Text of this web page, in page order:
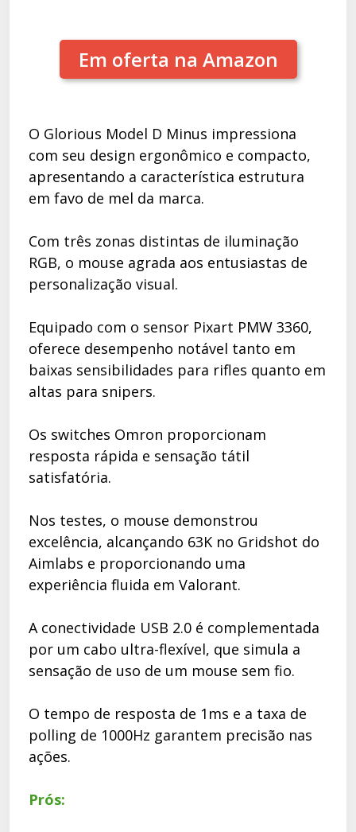
Em oferta na Amazon
O Glorious Model D Minus impressiona
com seu design ergonômico e compacto,
apresentando a característica estrutura
em favo de mel da marca.
Com três zonas distintas de iluminação
RGB, o mouse agrada aos entusiastas de
personalização visual.
Equipado com o sensor Pixart PMW 3360,
oferece desempenho notável tanto em
baixas sensibilidades para rifles quanto em
altas para snipers.
Os switches Omron proporcionam
resposta rápida e sensação tátil
satisfatória.
Nos testes, o mouse demonstrou
excelência, alcançando 63K no Gridshot do
Aimlabs e proporcionando uma
experiência fluida em Valorant.
A conectividade USB 2.0 é complementada
por um cabo ultra-flexível, que simula a
sensação de uso de um mouse sem fio.
O tempo de resposta de 1ms e a taxa de
polling de 1000Hz garantem precisão nas
ações.
Prós: